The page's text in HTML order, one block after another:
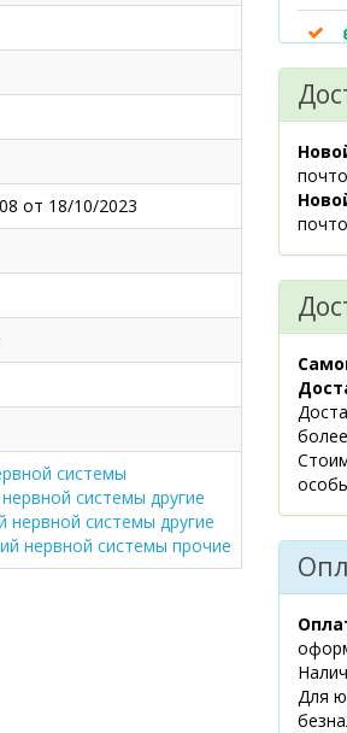
от 18/10/2023
системы
системы другие
нервной системы другие
нервной системы прочие
Для